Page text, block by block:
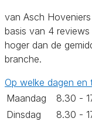
van Asch
basis van 4
hoger dan de
branche.
Op welke dagen en
Maandag
8.30 -
Dinsdag
8.30 -